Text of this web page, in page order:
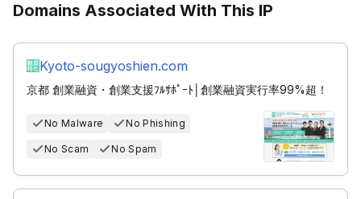
Domains Associated With This IP
Kyoto-sougyoshien.com
京都 創業融資・創業支援ﾌﾙｻﾎﾟｰﾄ│創業融資実行率99%超！
No Malware No Phishing
No Scam No Spam